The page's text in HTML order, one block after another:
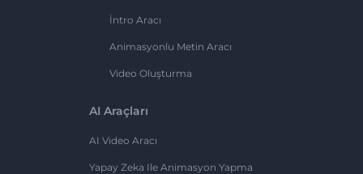
İntro Aracı
Animasyonlu Metin Aracı
Video Oluşturma
AI Araçları
AI Video Aracı
Yapay Zeka Ile Animasyon Yapma